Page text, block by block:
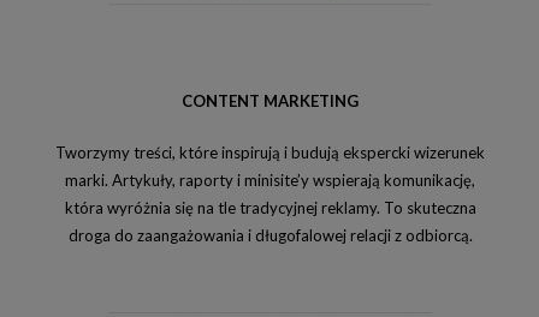
CONTENT MARKETING
Tworzymy treści, które inspirują i budują ekspercki wizerunek
marki. Artykuły, raporty i minisite’y wspierają komunikację,
która wyróżnia się na tle tradycyjnej reklamy. To skuteczna
droga do zaangażowania i długofalowej relacji z odbiorcą.